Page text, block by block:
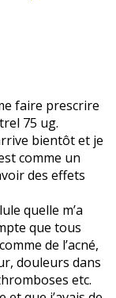
faire prescrire
75 ug.
bientôt et je
comme un
des effets
quelle m’a
que tous
de l’acné,
douleurs dans
etc.